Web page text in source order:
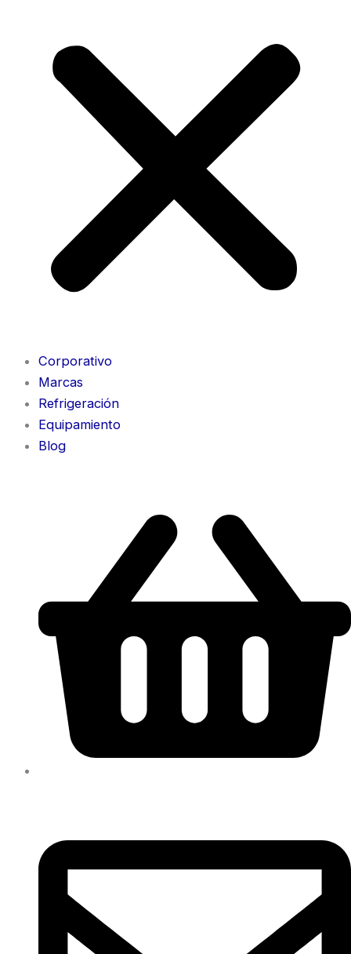
Corporativo
Marcas
Refrigeración
Equipamiento
Blog